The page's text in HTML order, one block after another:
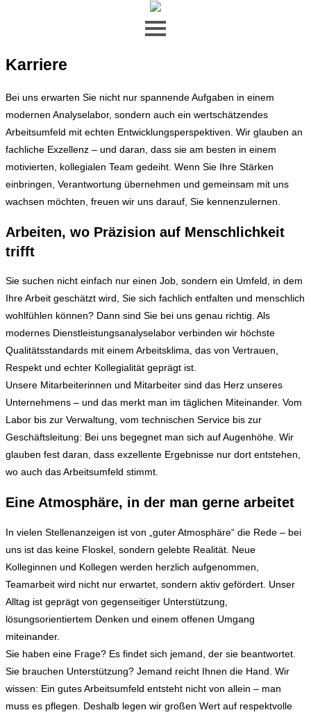
Karriere
Bei uns erwarten Sie nicht nur spannende Aufgaben in einem
modernen Analyselabor, sondern auch ein wertschätzendes
Arbeitsumfeld mit echten Entwicklungsperspektiven. Wir glauben an
fachliche Exzellenz – und daran, dass sie am besten in einem
motivierten, kollegialen Team gedeiht. Wenn Sie Ihre Stärken
einbringen, Verantwortung übernehmen und gemeinsam mit uns
wachsen möchten, freuen wir uns darauf, Sie kennenzulernen.
Arbeiten, wo Präzision auf Menschlichkeit
trifft
Sie suchen nicht einfach nur einen Job, sondern ein Umfeld, in dem
Ihre Arbeit geschätzt wird, Sie sich fachlich entfalten und menschlich
wohlfühlen können? Dann sind Sie bei uns genau richtig. Als
modernes Dienstleistungsanalyselabor verbinden wir höchste
Qualitätsstandards mit einem Arbeitsklima, das von Vertrauen,
Respekt und echter Kollegialität geprägt ist.
Unsere Mitarbeiterinnen und Mitarbeiter sind das Herz unseres
Unternehmens – und das merkt man im täglichen Miteinander. Vom
Labor bis zur Verwaltung, vom technischen Service bis zur
Geschäftsleitung: Bei uns begegnet man sich auf Augenhöhe. Wir
glauben fest daran, dass exzellente Ergebnisse nur dort entstehen,
wo auch das Arbeitsumfeld stimmt.
Eine Atmosphäre, in der man gerne arbeitet
In vielen Stellenanzeigen ist von „guter Atmosphäre“ die Rede – bei
uns ist das keine Floskel, sondern gelebte Realität. Neue
Kolleginnen und Kollegen werden herzlich aufgenommen,
Teamarbeit wird nicht nur erwartet, sondern aktiv gefördert. Unser
Alltag ist geprägt von gegenseitiger Unterstützung,
lösungsorientiertem Denken und einem offenen Umgang
miteinander.
Sie haben eine Frage? Es findet sich jemand, der sie beantwortet.
Sie brauchen Unterstützung? Jemand reicht Ihnen die Hand. Wir
wissen: Ein gutes Arbeitsumfeld entsteht nicht von allein – man
muss es pflegen. Deshalb legen wir großen Wert auf respektvolle